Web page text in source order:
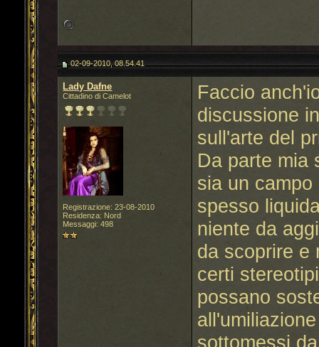
02-09-2010, 08.54.41
Lady Dafne
Cittadino di Camelot
Registrazione: 23-08-2010
Residenza: Nord
Messaggi: 498
Faccio
discussione
sull'arte del
Da parte mia
sia un
spesso
niente da
da scoprire e
certi
possano
sottomessi